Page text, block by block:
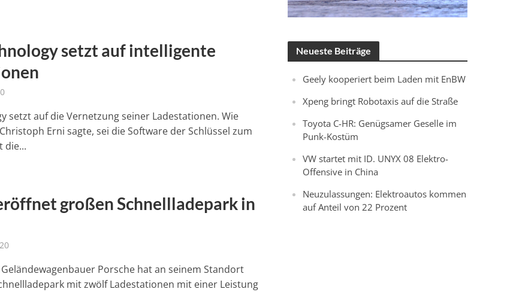
setzt auf intelligente
setzt auf die Vernetzung seiner Ladestationen. Wie
Erni sagte, sei die Software der Schlüssel zum
die...
großen Schnellladepark in
Porsche hat an seinem Standort
mit zwölf Ladestationen mit einer Leistung
Neueste Beiträge
Geely kooperiert beim Laden mit EnBW
Xpeng bringt Robotaxis auf die Straße
Toyota C-HR: Genügsamer Geselle im
Punk-Kostüm
VW startet mit ID. UNYX 08 Elektro-
Offensive in China
Neuzulassungen: Elektroautos kommen
auf Anteil von 22 Prozent